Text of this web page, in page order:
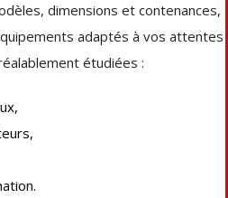
dimensions et contenances,
adaptés à vos attentes
étudiées :